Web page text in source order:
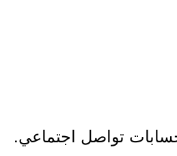
تواصل اجتماعي.